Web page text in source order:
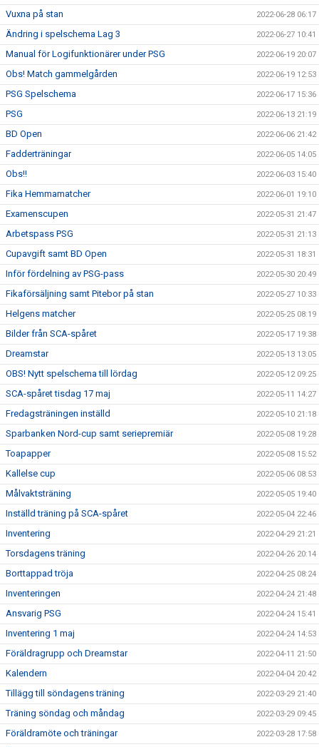
Vuxna på stan 2022-06-28 06:17
Ändring i spelschema Lag 3 2022-06-27 10:41
Manual för Logifunktionärer under PSG 2022-06-19 20:07
Obs! Match gammelgården 2022-06-19 12:53
PSG Spelschema 2022-06-17 15:36
PSG 2022-06-13 21:19
BD Open 2022-06-06 21:42
Fadderträningar 2022-06-05 14:05
Obs!! 2022-06-03 15:40
Fika Hemmamatcher 2022-06-01 19:10
Examenscupen 2022-05-31 21:47
Arbetspass PSG 2022-05-31 21:13
Cupavgift samt BD Open 2022-05-31 18:31
Inför fördelning av PSG-pass 2022-05-30 20:49
Fikaförsäljning samt Pitebor på stan 2022-05-27 10:33
Helgens matcher 2022-05-25 08:19
Bilder från SCA-spåret 2022-05-17 19:38
Dreamstar 2022-05-13 13:05
OBS! Nytt spelschema till lördag 2022-05-12 09:25
SCA-spåret tisdag 17 maj 2022-05-11 14:27
Fredagsträningen inställd 2022-05-10 21:18
Sparbanken Nord-cup samt seriepremiär 2022-05-08 19:28
Toapapper 2022-05-08 15:52
Kallelse cup 2022-05-06 08:53
Målvaktsträning 2022-05-05 19:40
Inställd träning på SCA-spåret 2022-05-04 22:46
Inventering 2022-04-29 21:21
Torsdagens träning 2022-04-26 20:14
Borttappad tröja 2022-04-25 08:24
Inventeringen 2022-04-24 21:48
Ansvarig PSG 2022-04-24 15:41
Inventering 1 maj 2022-04-24 14:53
Föräldragrupp och Dreamstar 2022-04-11 21:50
Kalendern 2022-04-04 20:42
Tillägg till söndagens träning 2022-03-29 21:40
Träning söndag och måndag 2022-03-29 09:45
Föräldramöte och träningar 2022-03-28 17:58